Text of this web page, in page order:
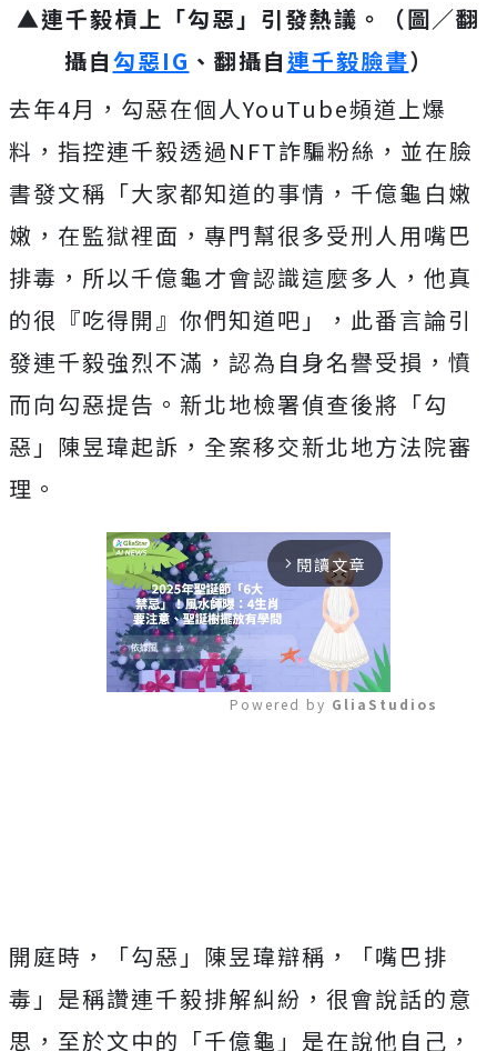
▲連千毅槓上「勾惡」引發熱議。（圖／翻
攝自勾惡IG 、翻攝自連千毅臉書）
去年4月，勾惡在個人YouTube頻道上爆
料，指控連千毅透過NFT詐騙粉絲，並在臉
書發文稱「大家都知道的事情，千億龜白嫩
嫩，在監獄裡面，專門幫很多受刑人用嘴巴
排毒，所以千億龜才會認識這麼多人，他真
的很『吃得開』你們知道吧」，此番言論引
發連千毅強烈不滿，認為自身名譽受損，憤
而向勾惡提告。新北地檢署偵查後將「勾
惡」陳昱瑋起訴，全案移交新北地方法院審
理。
arrow_forward_ios 閱讀文章
Powered by GliaStudios
開庭時，「勾惡」陳昱瑋辯稱，「嘴巴排
毒」是稱讚連千毅排解糾紛，很會說話的意
思，至於文中的「千億龜」是在說他自己，